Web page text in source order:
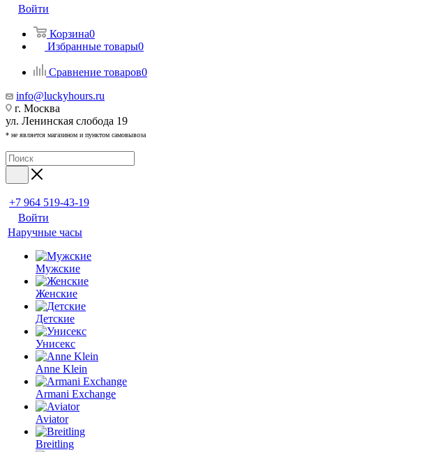
Войти
Корзина0
Избранные товары0
Сравнение товаров0
info@luckyhours.ru
г. Москва
ул. Ленинская слобода 19
* не является магазином и пунктом самовывоза
+7 964 519-43-19
Войти
Наручные часы
Мужские
Женские
Детские
Унисекс
Anne Klein
Armani Exchange
Aviator
Breitling